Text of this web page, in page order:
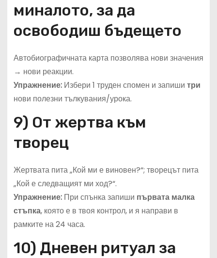
миналото, за да
освободиш бъдещето
Автобиографичната карта позволява нови значения
→ нови реакции.
Упражнение:Избери 1 труден спомен и запиши три
нови полезни тълкувания/урока.
9) От жертва към
творец
Жертвата пита „Кой ми е виновен?“; творецът пита
„Кой е следващият ми ход?“.
Упражнение:При спънка запиши първата малка
стъпка, която е в твоя контрол, и я направи в
рамките на 24 часа.
10) Дневен ритуал за